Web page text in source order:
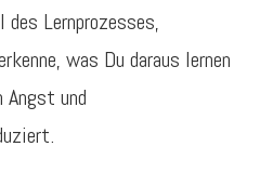
Lernprozesses,
was Du daraus lernen
Angst und